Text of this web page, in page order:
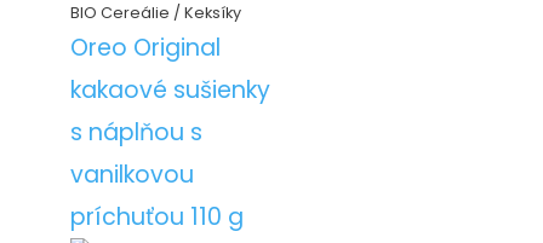
BIO Cereálie / Keksíky
Oreo Original
kakaové sušienky
s náplňou s
vanilkovou
príchuťou 110 g